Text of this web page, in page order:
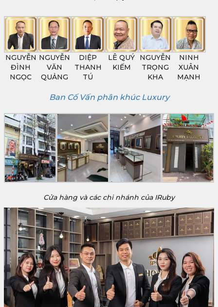
NGUYỄN
ĐÌNH
NGỌC
NGUYỄN
VĂN
QUẢNG
DIỆP
THANH
TÚ
LÊ QUÝ
KIẾM
NGUYỄN
TRỌNG
KHA
NINH
XUÂN
MẠNH
Ban Cố Vấn phân khúc Luxury
Cửa hàng và các chi nhánh của IRuby